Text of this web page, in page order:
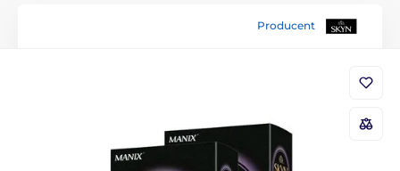
Producent